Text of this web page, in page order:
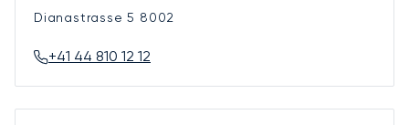
Dianastrasse 5 8002
+41 44 810 12 12